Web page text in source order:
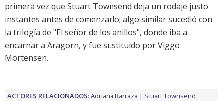
primera vez que Stuart Townsend deja un rodaje justo
instantes antes de comenzarlo; algo similar sucedió con
la trilogía de "El señor de los anillos", donde iba a
encarnar a Aragorn, y fue sustituido porViggo
Mortensen.
ACTORES RELACIONADOS:Adriana Barraza Stuart Townsend